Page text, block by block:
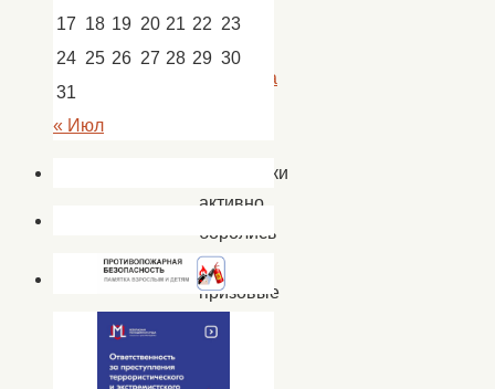
Новости
новости
Покровка
Участники
активно
боролись
за
призовые
места,
17 18 19 20 21 22 23
24 25 26 27 28 29 30
31
« Июл